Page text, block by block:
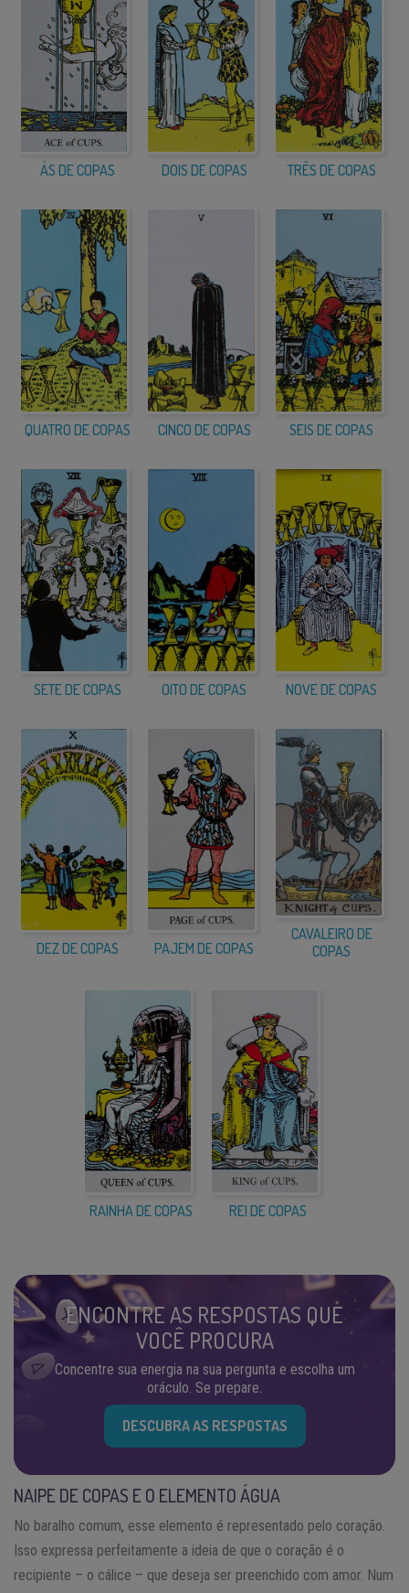
ÁS DE COPAS DOIS DE COPAS TRÊS DE COPAS
QUATRO DE COPAS CINCO DE COPAS SEIS DE COPAS
SETE DE COPAS OITO DE COPAS NOVE DE COPAS
DEZ DE COPAS PAJEM DE COPAS
CAVALEIRO DE
COPAS
RAINHA DE COPAS REI DE COPAS
ENCONTRE AS RESPOSTAS QUE
VOCÊ PROCURA
Concentre sua energia na sua pergunta e escolha um
oráculo. Se prepare.
DESCUBRA AS RESPOSTAS
NAIPE DE COPAS E O ELEMENTO ÁGUA
No baralho comum, esse elemento é representado pelo coração.
Isso expressa perfeitamente a ideia de que o coração é o
recipiente – o cálice – que deseja ser preenchido com amor. Num